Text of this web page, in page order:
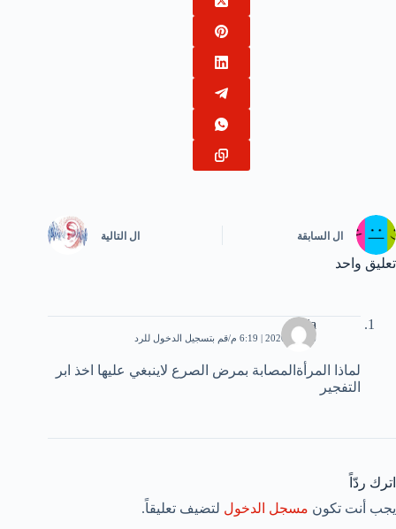
ال السابقة ال التالية
تعليق واحد
huda
6 يناير، 2020 | 6:19 م قم بتسجيل الدخول للرد
لماذا المرأةالمصابة بمرض الصرع لاينبغي عليها اخذ ابر
التفجير
اترك ردّاً
يجب أنت تكون مسجل الدخول لتضيف تعليقاً.